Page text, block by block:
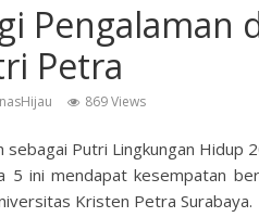
Pengalaman
Petra
869 Views
Putri Lingkungan Hidup
5 ini mendapat kesempatan
Kristen Petra Surabaya.